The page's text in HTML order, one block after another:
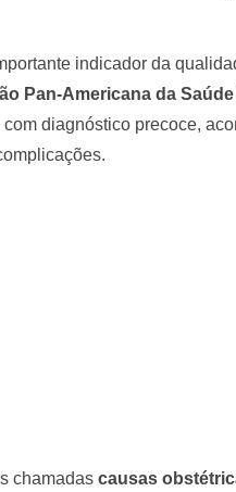
indicador da
Pan-Americana da Saúde
com diagnóstico precoce,
chamadas causas